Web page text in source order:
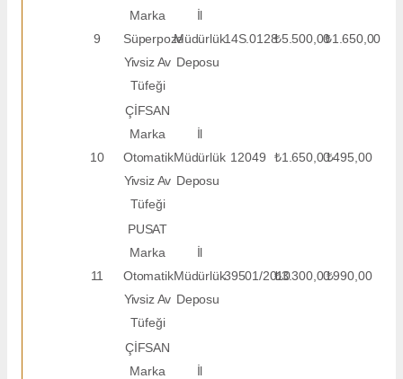
9
Marka
Süperpoze
Yivsiz Av
Tüfeği
İl
Müdürlük
Deposu
14S.0128₺5.500,00₺1.650,00
10
ÇİFSAN
Marka
Otomatik
Yivsiz Av
Tüfeği
İl
Müdürlük
Deposu
12049 ₺1.650,00₺495,00
11
PUSAT
Marka
Otomatik
Yivsiz Av
Tüfeği
İl
Müdürlük
Deposu
39501/2010₺3.300,00₺990,00
ÇİFSAN
Marka
İl